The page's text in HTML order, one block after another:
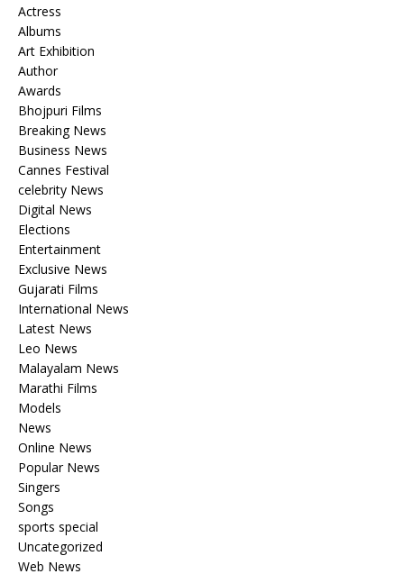
Actress
Albums
Art Exhibition
Author
Awards
Bhojpuri Films
Breaking News
Business News
Cannes Festival
celebrity News
Digital News
Elections
Entertainment
Exclusive News
Gujarati Films
International News
Latest News
Leo News
Malayalam News
Marathi Films
Models
News
Online News
Popular News
Singers
Songs
sports special
Uncategorized
Web News